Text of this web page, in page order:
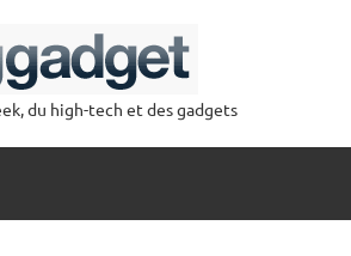
du high-tech et des gadgets